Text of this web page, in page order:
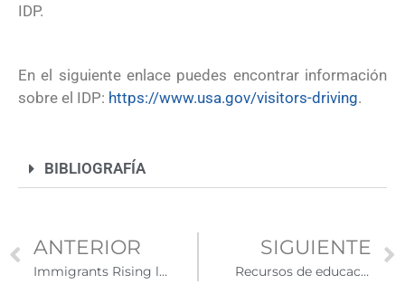
IDP.
En el siguiente enlace puedes encontrar información
sobre el IDP: https://www.usa.gov/visitors-driving.
BIBLIOGRAFÍA
ANTERIOR
Immigrants Rising la organización que apoya a inmigrantes indocumentados a través de la educación
SIGUIENTE
Recursos de educación en salud de los CDC para inmigrantes y refugiados